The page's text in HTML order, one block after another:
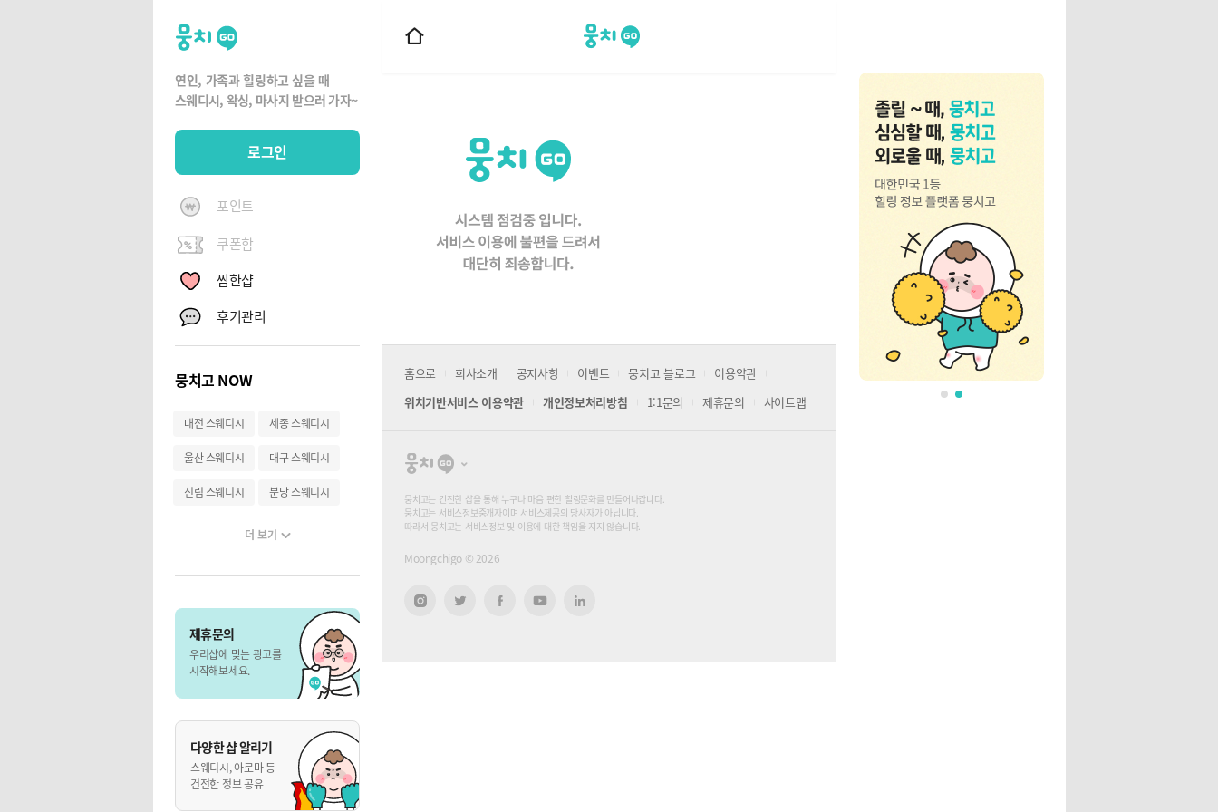
뭉
치
고
연인, 가족과 힐링하고 싶을 때
스웨디시, 왁싱, 마사지 받으러 가자~
로그인
포인트
쿠폰함
찜한샵
후기관리
뭉치고 NOW
대전 스웨디시 세종 스웨디시
울산 스웨디시 대구 스웨디시
신림 스웨디시 분당 스웨디시
더 보기
제휴문의
우리샵에 맞는 광고를
시작해보세요.
다양한 샵 알리기
스웨디시, 아로마 등
건전한 정보 공유
뭉치고
홈
홈으로 회사소개 공지사항 이벤트 뭉치고 블로그
이용약관
위치기반서비스 이용약관
개인정보처리방침 1:1문의 제휴문의 사이트맵
뭉
고
뭉치고는 건전한 샵을 통해 누구나 마음 편한 힐링문화를 만들어나갑니다.
뭉치고는 서비스정보중개자이며 서비스제공의 당사자가 아닙니다.
따라서 뭉치고는 서비스정보 및 이용에 대한 책임을 지지 않습니다.
Moongchigo © 2026